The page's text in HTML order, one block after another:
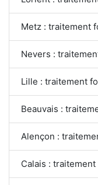
Metz : traitement
Nevers :
Lille : traitement
Beauvais :
Alençon :
Calais :